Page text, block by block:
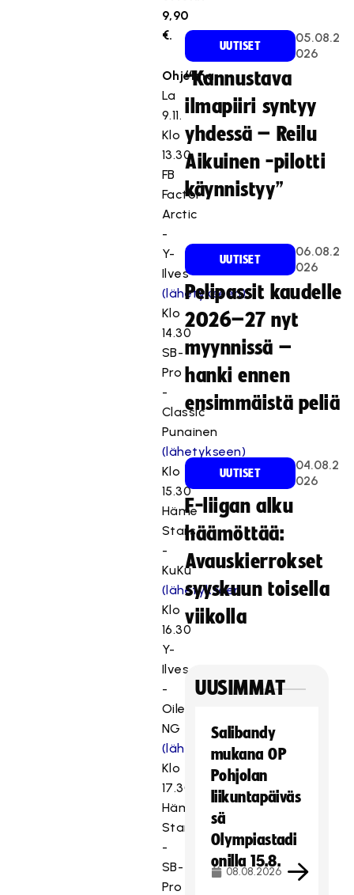
9,90
€.
Ohjelma
La
9.11.
Klo
13.30
FB
Factor
Arctic
-
Y-
Ilves
(lähetykseen)
Klo
14.30
SB-
Pro
-
Classic
Punainen
(lähetykseen)
Klo
15.30
Häme
Stars
-
KuKu
(lähetykseen)
Klo
16.30
Y-
Ilves
-
Oilers
NG
(lähetykseen)
Klo
17.30
Häme
Stars
-
SB-
Pro
UUTISET
05.08.2
026
“Kannustava
ilmapiiri syntyy
yhdessä – Reilu
Aikuinen -pilotti
käynnistyy”
UUTISET
06.08.2
026
Pelipassit kaudelle
2026–27 nyt
myynnissä –
hanki ennen
ensimmäistä peliä
UUTISET
04.08.2
026
F-liigan alku
häämöttää:
Avauskierrokset
syyskuun toisella
viikolla
UUSIMMAT
Salibandy
mukana OP
Pohjolan
liikuntapäiväs
sä
Olympiastadi
onilla 15.8.
08.08.2026